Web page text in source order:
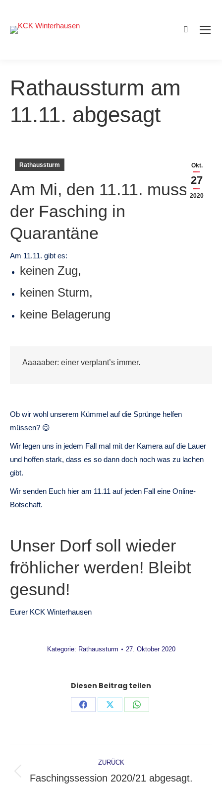
Search:
Rathaussturm am
11.11. abgesagt
Okt.
27
2020
Rathaussturm
Am Mi, den 11.11. muss
der Fasching in
Quarantäne
Am 11.11. gibt es:
keinen Zug,
keinen Sturm,
keine Belagerung
Aaaaaber: einer verplant’s immer.
Ob wir wohl unserem Kümmel auf die Sprünge helfen
müssen? 😉
Wir legen uns in jedem Fall mal mit der Kamera auf die Lauer
und hoffen stark, dass es so dann doch noch was zu lachen
gibt.
Wir senden Euch hier am 11.11 auf jeden Fall eine Online-
Botschaft.
Unser Dorf soll wieder
fröhlicher werden! Bleibt
gesund!
Eurer KCK Winterhausen
Kategorie: Rathaussturm 27. Oktober 2020
Diesen Beitrag teilen
Share
Share
Share
Kommentarnavigation
ZURÜCK
Vorheriger
Faschingssession 2020/21 abgesagt.